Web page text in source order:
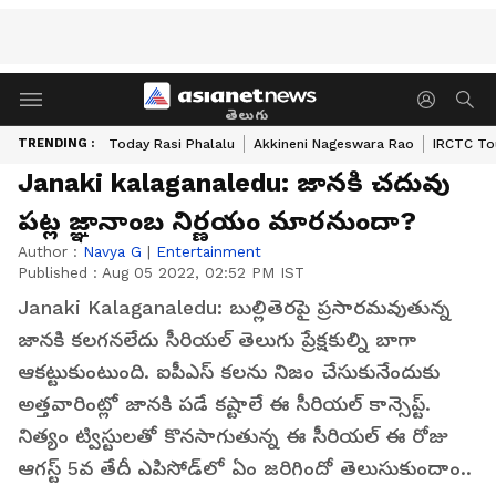
తెలుగు
TRENDING : Today Rasi Phalalu Akkineni Nageswara Rao IRCTC
Janaki kalaganaledu: జానకి చదువు
పట్ల జ్ఞానాంబ నిర్ణయం మారనుందా?
Author : Navya G | Entertainment
Published : Aug 05 2022, 02:52 PM IST
Janaki Kalaganaledu: బుల్లితెరపై ప్రసారమవుతున్న
జానకి కలగనలేదు సీరియల్ తెలుగు ప్రేక్షకుల్ని బాగా
ఆకట్టుకుంటుంది. ఐపీఎస్ కలను నిజం చేసుకునేందుకు
అత్తవారింట్లో జానకి పడే కష్టాలే ఈ సీరియల్ కాన్సెప్ట్.
నిత్యం ట్విస్టులతో కొనసాగుతున్న ఈ సీరియల్ ఈ రోజు
ఆగస్ట్ 5వ తేదీ ఎపిసోడ్‌లో ఏం జరిగిందో తెలుసుకుందాం..